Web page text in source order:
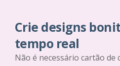
Crie designs
tempo real
Não é necessário cartão de